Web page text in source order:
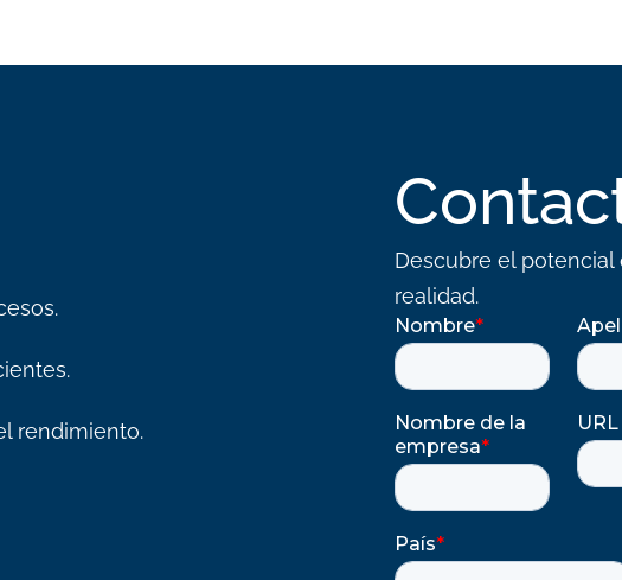
rendimiento.
Descubre el
realidad.